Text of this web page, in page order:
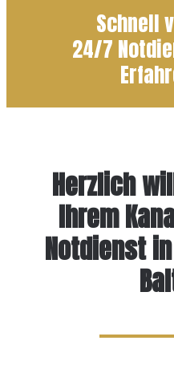
Schnell
24/7
Herzlich
Ihrem
Notdienst